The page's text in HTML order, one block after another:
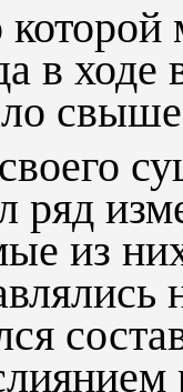
в
ряд
из